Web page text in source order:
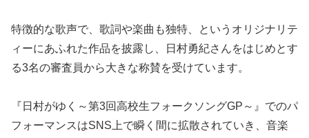
特徴的な歌声で、歌詞や楽曲も独特、というオリジナリテ
ィーにあふれた作品を披露し、日村勇紀さんをはじめとす
る3名の審査員から大きな称賛を受けています。
『日村がゆく～第3回高校生フォークソングGP～』でのパ
フォーマンスはSNS上で瞬く間に拡散されていき、音楽